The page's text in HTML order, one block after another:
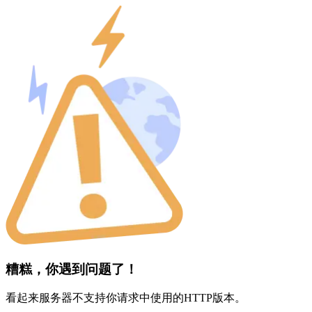
糟糕，你遇到问题了！
看起来服务器不支持你请求中使用的HTTP版本。